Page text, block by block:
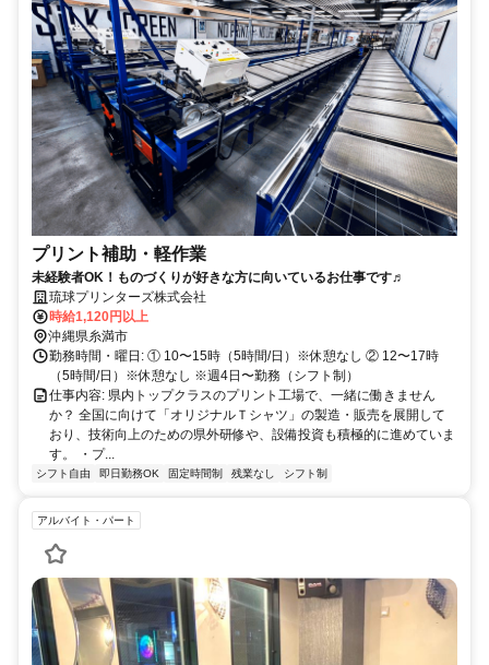
プリント補助・軽作業
未経験者OK！ものづくりが好きな方に向いているお仕事です♬
琉球プリンターズ株式会社
時給1,120円以上
沖縄県糸満市
勤務時間・曜日: ① 10〜15時（5時間/日）※休憩なし ② 12〜17時
（5時間/日）※休憩なし ※週4日〜勤務（シフト制）
仕事内容: 県内トップクラスのプリント工場で、一緒に働きません
か？ 全国に向けて「オリジナルＴシャツ」の製造・販売を展開して
おり、技術向上のための県外研修や、設備投資も積極的に進めていま
す。 ・プ...
シフト自由 即日勤務OK 固定時間制 残業なし シフト制
アルバイト・パート